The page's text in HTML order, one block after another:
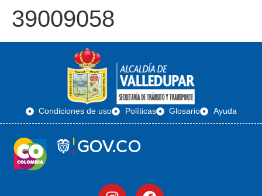
39009058
Condiciones de uso Políticas Glosario Ayuda